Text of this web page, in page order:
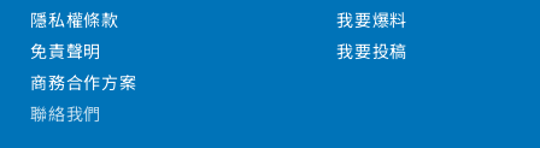
隱私權條款
免責聲明
商務合作方案
我要爆料
我要投稿
聯絡我們